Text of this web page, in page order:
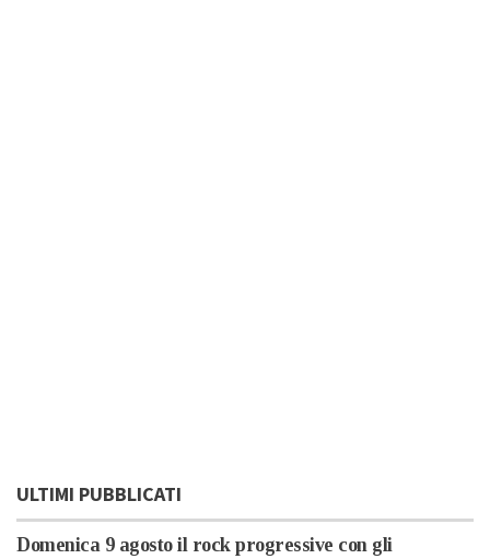
ULTIMI PUBBLICATI
Domenica 9 agosto il rock progressive con gli